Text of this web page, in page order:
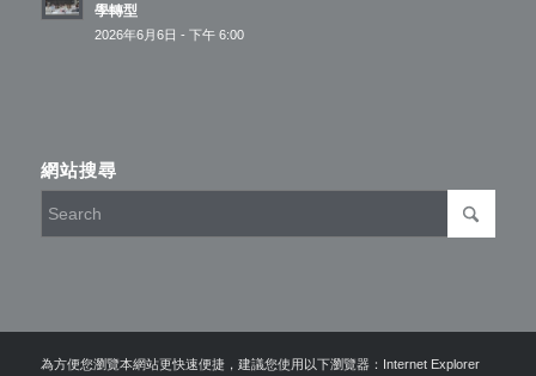
學轉型
2026年6月6日 - 下午 6:00
網站搜尋
為方便您瀏覽本網站更快速便捷，建議您使用以下瀏覽器：Internet Explorer